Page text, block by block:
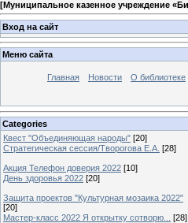
[Муниципальное казенное учреждение
Вход на сайт
Меню сайта
Главная Новости О библиотеке
Categories
Квест "Объединяющая народы" [20]
Стратегическая сессия/Творогова Е.А. [28]
Акция Телефон доверия 2022 [10]
День здоровья 2022 [20]
Защита проектов "Культурная мозаика 2022"
[20]
Мастер-класс 2022 Я открытку сотворю... [28]